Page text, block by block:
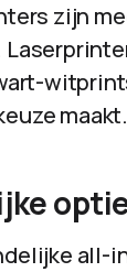
zijn
maakt.
all-